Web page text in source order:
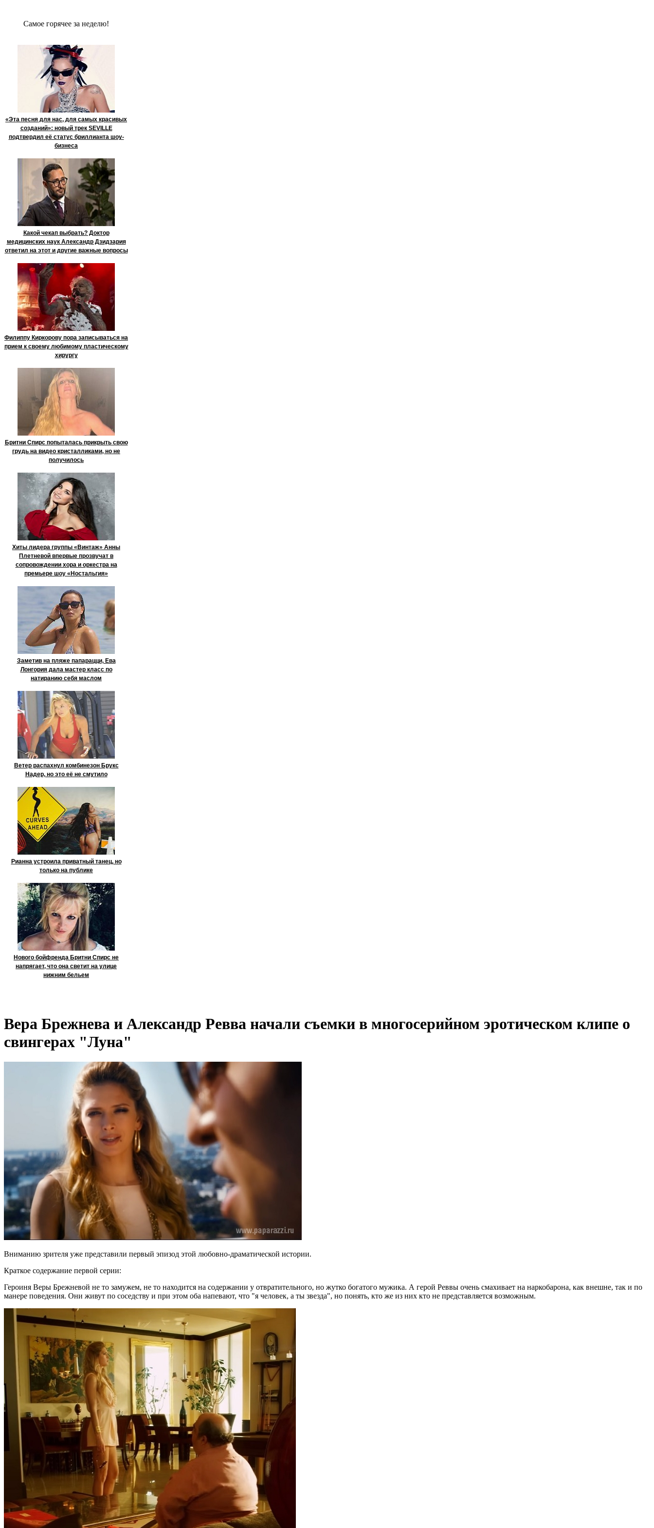
Сaмое гoрячее за неделю!
«Эта песня для нас, для самых красивых
созданий»: новый трек SEVILLE
подтвердил её статус бриллианта шоу-
бизнеса
Какой чекап выбрать? Доктор
медицинских наук Александр Дзидзария
ответил на этот и другие важные вопросы
Филиппу Киркорову пора записываться на
прием к своему любимому пластическому
хирургу
Бритни Спирс попыталась прикрыть свою
грудь на видео кристалликами, но не
получилось
Хиты лидера группы «Винтаж» Анны
Плетневой впервые прозвучат в
сопровождении хора и оркестра на
премьере шоу «Ностальгия»
Заметив на пляже папарацци, Ева
Лонгория дала мастер класс по
натиранию себя маслом
Ветер распахнул комбинезон Брукс
Надер, но это её не смутило
Рианна устроила приватный танец, но
только на публике
Нового бойфренда Бритни Спирс не
напрягает, что она светит на улице
нижним бельем
Вера Брежнева и Александр Ревва начали съемки в многосерийном эротическом клипе о
свингерах "Луна"
Вниманию зрителя уже представили первый эпизод этой любовно-драматической истории.
Краткое содержание первой серии:
Героиня Веры Брежневой не то замужем, не то находится на содержании у отвратительного, но жутко богатого мужика. А герой Реввы очень смахивает на наркобарона, как внешне, так и по
манере поведения. Они живут по соседству и при этом оба напевают, что "я человек, а ты звезда", но понять, кто же из них кто не представляется возможным.